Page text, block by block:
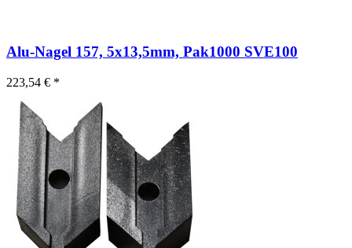
Alu-Nagel 157, 5x13,5mm, Pak1000 SVE100
223,54 € *